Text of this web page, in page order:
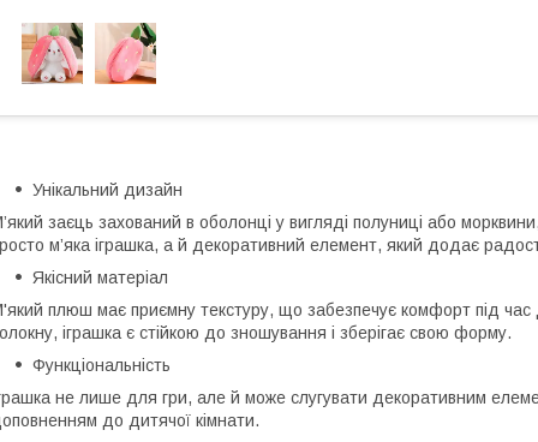
Унікальний дизайн
заєць захований в оболонці у вигляді полуниці або
м’яка іграшка, а й декоративний елемент, який додає
Якісний матеріал
плюш має приємну текстуру, що забезпечує комфорт під час
іграшка є стійкою до зношування і зберігає свою форму.
Функціональність
не лише для гри, але й може слугувати декоративним
до дитячої кімнати.